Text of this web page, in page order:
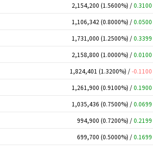
2,154,200 (1.5600%) /0.3100
1,106,342 (0.8000%) /0.0500
1,731,000 (1.2500%) /0.3399
2,158,800 (1.0000%) /0.0100
1,824,401 (1.3200%) /-0.1100
1,261,900 (0.9100%) /0.1900
1,035,436 (0.7500%) /0.0699
994,900 (0.7200%) /0.2199
699,700 (0.5000%) /0.1699